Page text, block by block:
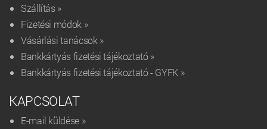
Szállítás »
Fizetési módok »
Vásárlási tanácsok »
Bankkártyás fizetési tájékoztató »
Bankkártyás fizetési tájékoztató - GYFK »
KAPCSOLAT
E-mail küldése »